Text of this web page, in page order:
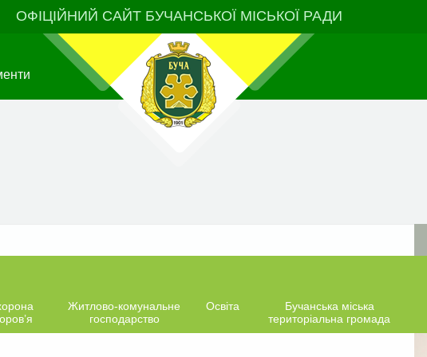
ОФІЦІЙНИЙ САЙТ БУЧАНСЬКОЇ МІСЬКОЇ РАДИ
Житлово-комунальне
господарство
Освіта
Бучанська міська
територіальна громада